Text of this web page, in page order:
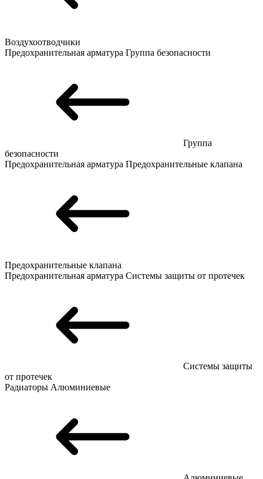
Воздухоотводчики
Предохранительная арматура Группа безопасности
Группа
безопасности
Предохранительная арматура Предохранительные клапана
Предохранительные клапана
Предохранительная арматура Системы защиты от протечек
Системы защиты
от протечек
Радиаторы Алюминиевые